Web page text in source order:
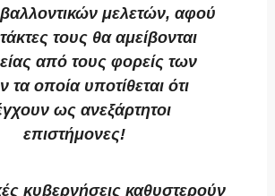
μελετών, αφού
τους θα αμείβονται
από τους φορείς των
τα οποία υποτίθεται ότι
ως ανεξάρτητοι
επιστήμονες!
κυβερνήσεις καθυστερούν